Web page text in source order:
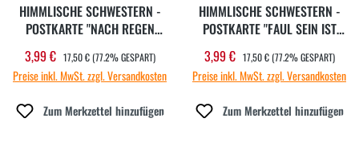
HIMMLISCHE SCHWESTERN -
POSTKARTE "NACH REGEN
KOMMT SONNE" 7ER-SET
Verkaufspreis:
3,99 € REGULÄRER PREIS:
17,50 € (77.2% GESPART)
Preise inkl. MwSt. zzgl. Versandkosten
Zum Merkzettel hinzufügen
HIMMLISCHE SCHWESTERN -
POSTKARTE "FAUL SEIN IST
WUNDERSCHÖN" 7ER SET
Verkaufspreis:
3,99 € REGULÄRER PREIS:
17,50 € (77.2% GESPART)
Preise inkl. MwSt. zzgl. Versandkosten
Zum Merkzettel hinzufügen